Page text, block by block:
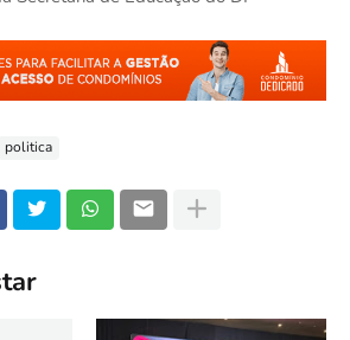
politica